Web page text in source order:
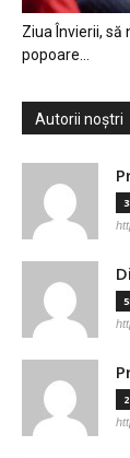
Ziua Învierii, să
popoare…
Autorii noștri